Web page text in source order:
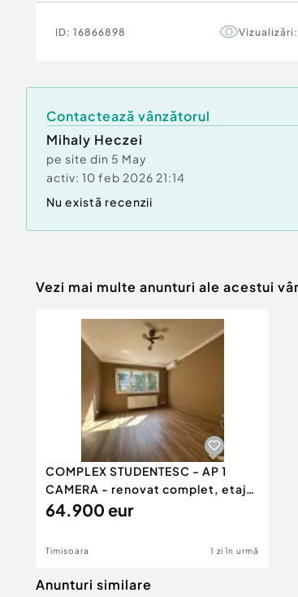
ID: 16866898 Vizualizări:
Contactează vânzătorul
Mihaly Heczei
pe site din 5 May
activ: 10 feb 2026 21:14
Nu există recenzii
Vezi mai multe anunturi ale acestui
COMPLEX STUDENTESC - AP 1
CAMERA - renovat complet, etaj
int
64.900 eur
Timisoara 1 zi în urmă
Anunturi similare